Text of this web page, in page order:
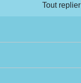
Tout replier